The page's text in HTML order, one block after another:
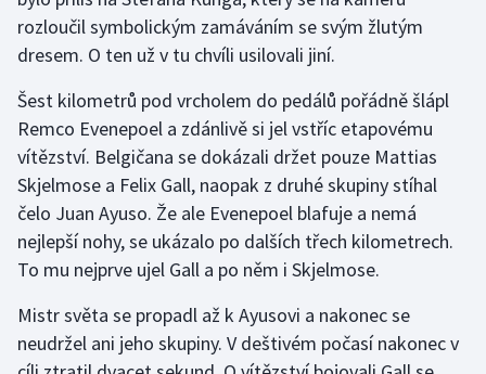
Olympijské hry
Plavání
Plážový volejbal
Ragby
Rychlobruslení
Rychlostní kanoistika
rozloučil symbolickým zamáváním se svým žlutým
dresem. O ten už v tu chvíli usilovali jiní.
Šest kilometrů pod vrcholem do pedálů pořádně šlápl
Remco Evenepoel a zdánlivě si jel vstříc etapovému
vítězství. Belgičana se dokázali držet pouze Mattias
Skjelmose a Felix Gall, naopak z druhé skupiny stíhal
čelo Juan Ayuso. Že ale Evenepoel blafuje a nemá
nejlepší nohy, se ukázalo po dalších třech kilometrech.
To mu nejprve ujel Gall a po něm i Skjelmose.
Mistr světa se propadl až k Ayusovi a nakonec se
neudržel ani jeho skupiny. V deštivém počasí nakonec v